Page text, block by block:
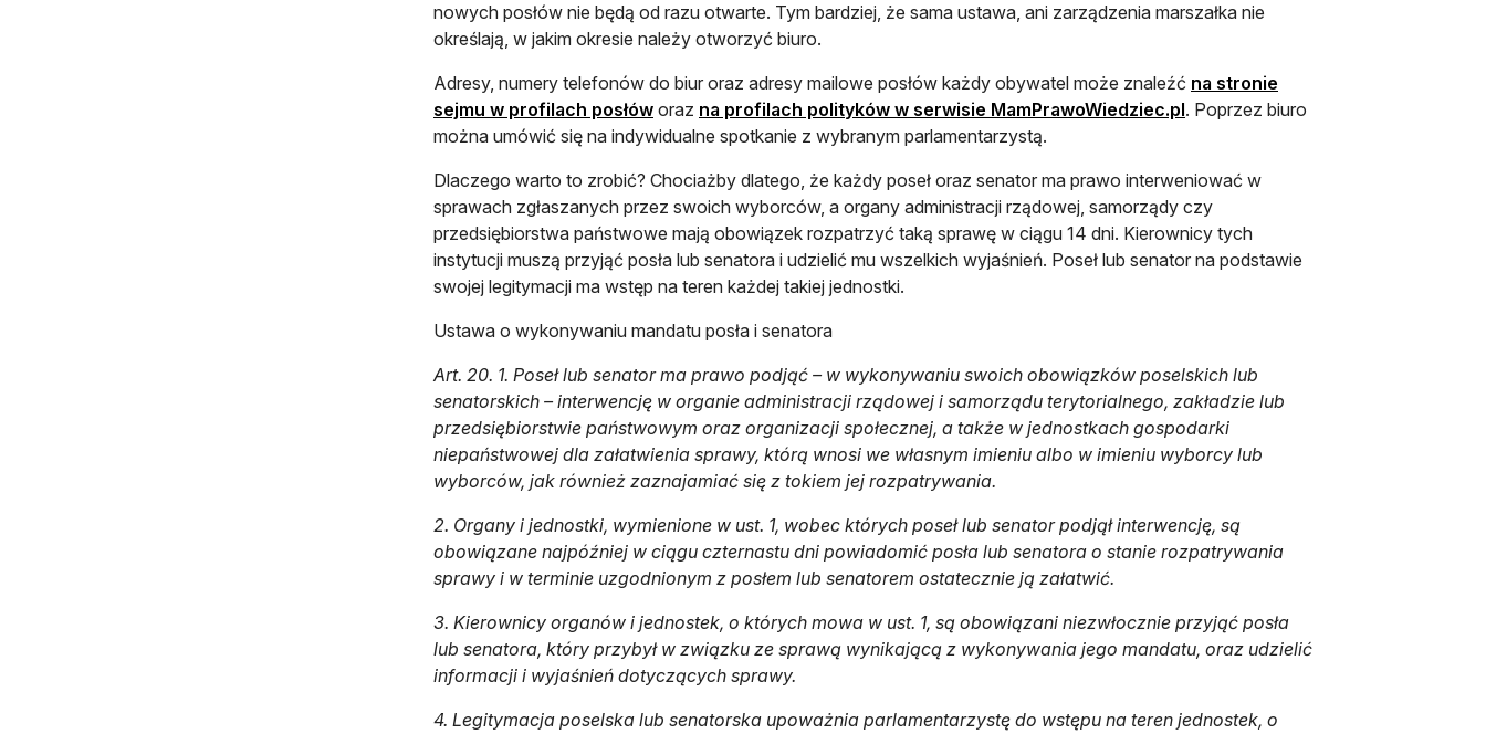
nowych posłów nie będą od razu otwarte. Tym bardziej, że sama ustawa, ani zarządzenia marszałka nie
określają, w jakim okresie należy otworzyć biuro.
Adresy, numery telefonów do biur oraz adresy mailowe posłów każdy obywatel może znaleźć na stronie
sejmu w profilach posłówotwiera się w nowej karcie
oraz na profilach polityków w serwisie MamPrawoWiedziec.plotwiera się w nowej karcie
. Poprzez biuro
można umówić się na indywidualne spotkanie z wybranym parlamentarzystą.
Dlaczego warto to zrobić? Chociażby dlatego, że każdy poseł oraz senator ma prawo interweniować w
sprawach zgłaszanych przez swoich wyborców, a organy administracji rządowej, samorządy czy
przedsiębiorstwa państwowe mają obowiązek rozpatrzyć taką sprawę w ciągu 14 dni. Kierownicy tych
instytucji muszą przyjąć posła lub senatora i udzielić mu wszelkich wyjaśnień. Poseł lub senator na podstawie
swojej legitymacji ma wstęp na teren każdej takiej jednostki.
Ustawa o wykonywaniu mandatu posła i senatora
Art. 20. 1. Poseł lub senator ma prawo podjąć – w wykonywaniu swoich obowiązków poselskich lub
senatorskich – interwencję w organie administracji rządowej i samorządu terytorialnego, zakładzie lub
przedsiębiorstwie państwowym oraz organizacji społecznej, a także w jednostkach gospodarki
niepaństwowej dla załatwienia sprawy, którą wnosi we własnym imieniu albo w imieniu wyborcy lub
wyborców, jak również zaznajamiać się z tokiem jej rozpatrywania.
2. Organy i jednostki, wymienione w ust. 1, wobec których poseł lub senator podjął interwencję, są
obowiązane najpóźniej w ciągu czternastu dni powiadomić posła lub senatora o stanie rozpatrywania
sprawy i w terminie uzgodnionym z posłem lub senatorem ostatecznie ją załatwić.
3. Kierownicy organów i jednostek, o których mowa w ust. 1, są obowiązani niezwłocznie przyjąć posła
lub senatora, który przybył w związku ze sprawą wynikającą z wykonywania jego mandatu, oraz udzielić
informacji i wyjaśnień dotyczących sprawy.
4. Legitymacja poselska lub senatorska upoważnia parlamentarzystę do wstępu na teren jednostek, o